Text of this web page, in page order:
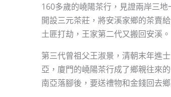
160多歲的嶢陽茶行，見證兩岸三
開設三元茶莊，將安溪家鄉的茶賣
土匪打劫，王家第二代又搬回安溪。
第三代曾祖父王淑景，清朝末年進
亞，廈門的嶢陽茶行成了鄉親往來
南亞落腳後，要送禮物和金錢回去